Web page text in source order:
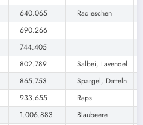
640.065
Radieschen
690.266
744.405
802.789
Salbei, Lavendel
865.753
Spargel, Datteln
933.655
Raps
1.006.883
Blaubeere